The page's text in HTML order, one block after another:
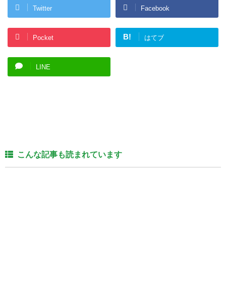
Twitter Facebook
Pocket B! はてブ
LINE
こんな記事も読まれています